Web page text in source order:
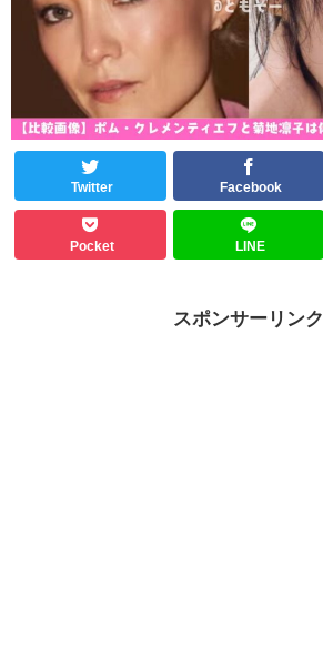
Twitter Facebook
Pocket LINE
スポンサーリンク